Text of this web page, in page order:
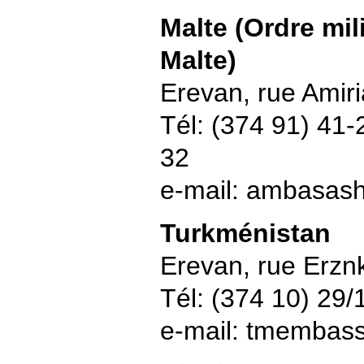
Malte (Ordre
Malte)
Erevan, rue
Tél: (374 91)
32
e-mail:
Turkménistan
Erevan, rue
Tél: (374 10) 29/
e-mail: